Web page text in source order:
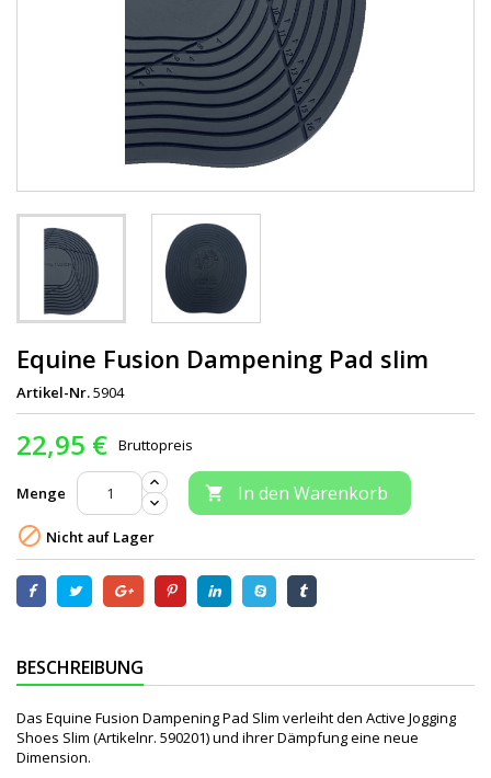
Equine Fusion Dampening Pad slim
Artikel-Nr.5904
22,95 € Bruttopreis
Menge  In den Warenkorb
 Nicht auf Lager
BESCHREIBUNG
Das Equine Fusion Dampening Pad Slim verleiht den Active Jogging
Shoes Slim (Artikelnr. 590201) und ihrer Dämpfung eine neue
Dimension.